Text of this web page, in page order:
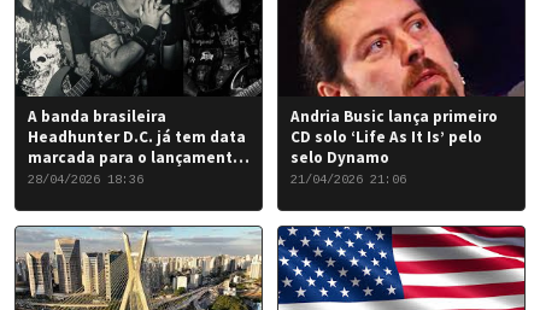
A banda brasileira
Headhunter D.C. já tem data
marcada para o lançamento
do seu novo álbum “Rise of
28/04/2026 18:36
Andria Busic lança primeiro
CD solo ‘Life As It Is’ pelo
selo Dynamo
21/04/2026 21:06